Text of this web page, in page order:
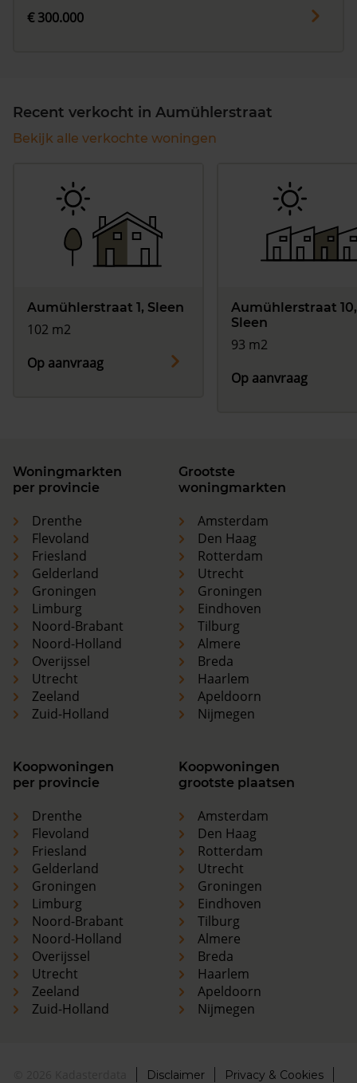
€ 300.000
Recent verkocht in Aumühlerstraat
Bekijk alle verkochte woningen
Aumühlerstraat 1, Sleen
102 m2
Op aanvraag
Aumühlerstraat 10,
Sleen
93 m2
Op aanvraag
Woningmarkten
per provincie
Drenthe
Flevoland
Friesland
Gelderland
Groningen
Limburg
Noord-Brabant
Noord-Holland
Overijssel
Utrecht
Zeeland
Zuid-Holland
Grootste
woningmarkten
Amsterdam
Den Haag
Rotterdam
Utrecht
Groningen
Eindhoven
Tilburg
Almere
Breda
Haarlem
Apeldoorn
Nijmegen
Koopwoningen
per provincie
Drenthe
Flevoland
Friesland
Gelderland
Groningen
Limburg
Noord-Brabant
Noord-Holland
Overijssel
Utrecht
Zeeland
Zuid-Holland
Koopwoningen
grootste plaatsen
Amsterdam
Den Haag
Rotterdam
Utrecht
Groningen
Eindhoven
Tilburg
Almere
Breda
Haarlem
Apeldoorn
Nijmegen
Disclaimer Privacy & Cookies